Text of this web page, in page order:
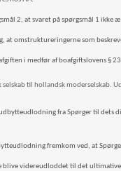
2, at svaret på spørgsmål 1 ikke
at omstruktureringerne som
i medfør af boafgiftslovens §
til hollandsk moderselskab.
fra Spørger til dets
fremkom ved, at
videreudloddet til det